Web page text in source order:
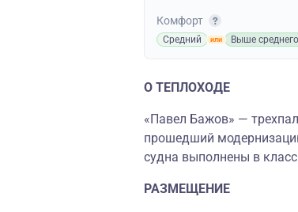
Комфорт
Средний Выше среднего
О ТЕПЛОХОДЕ
«Павел Бажов» —
прошедший
судна выполнены в
РАЗМЕЩЕНИЕ